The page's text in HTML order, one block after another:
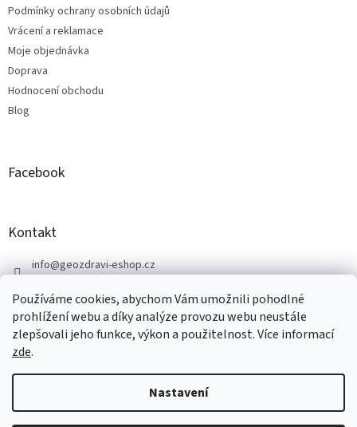
Používáme cookies, abychom Vám umožnili pohodlné
prohlížení webu a díky analýze provozu webu neustále
zlepšovali jeho funkce, výkon a použitelnost. Více informací
zde.
Nastavení
Podmínky ochrany osobních údajů
Vrácení a reklamace
Moje objednávka
Doprava
Hodnocení obchodu
Blog
Facebook
Kontakt
info@geozdravi-eshop.cz
https://www.facebook.com/geozdravi